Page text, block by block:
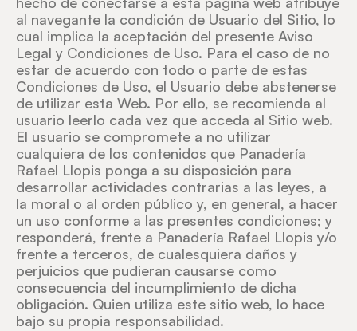
al navegante la condición de Usuario del Sitio, lo
cual implica la aceptación del presente Aviso
Legal y Condiciones de Uso. Para el caso de no
estar de acuerdo con todo o parte de estas
Condiciones de Uso, el Usuario debe abstenerse
de utilizar esta Web. Por ello, se recomienda al
usuario leerlo cada vez que acceda al Sitio web.
El usuario se compromete a no utilizar
cualquiera de los contenidos que Panadería
Rafael Llopis ponga a su disposición para
desarrollar actividades contrarias a las leyes, a
la moral o al orden público y, en general, a hacer
un uso conforme a las presentes condiciones; y
responderá, frente a Panadería Rafael Llopis y/o
frente a terceros, de cualesquiera daños y
perjuicios que pudieran causarse como
consecuencia del incumplimiento de dicha
obligación. Quien utiliza este sitio web, lo hace
bajo su propia responsabilidad.